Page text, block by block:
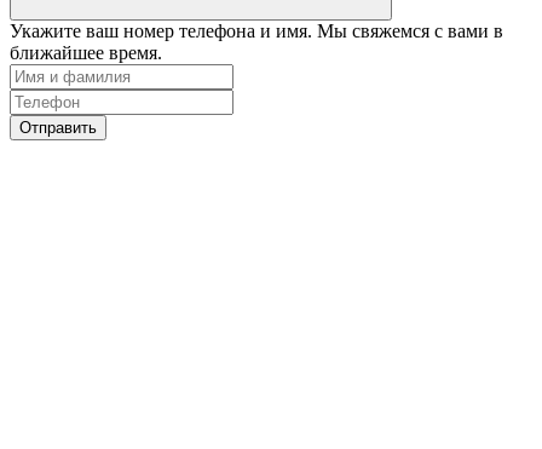
Укажите ваш номер телефона и имя. Мы свяжемся с вами в
ближайшее время.
Отправить